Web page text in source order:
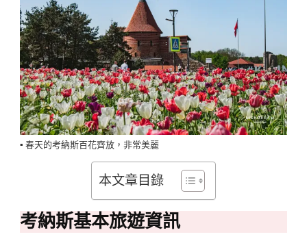
▪️ 春天的考納斯百花齊放，非常美麗
本文章目錄
考納斯基本旅遊資訊